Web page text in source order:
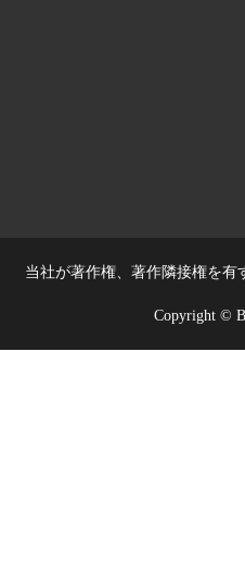
当社が著作権、著作隣接権を
Copyright ©